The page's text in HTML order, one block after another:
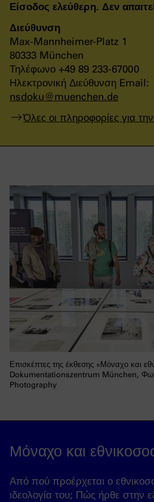
Είσοδος ελεύθερη. Δεν
Διεύθυνση
Max-Mannheimer-Platz 1
80333 München
Τηλέφωνο +49 89 233-67000
Ηλεκτρονική Διεύθυνση Email:
nsdoku@muenchen.de
Όλες οι πληροφορίες για
Επισκέπτες της έκθεσης «Μόναχο και
Dokumentationszentrum München,
Photography
Μόναχο και
Από πού προέρχεται ο
ιδεολογία του; Πώς ήρθε στην